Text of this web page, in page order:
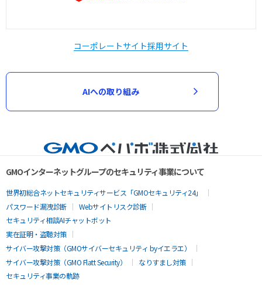
コーポレートサイト採用サイト
AIへの取り組み
GMOインターネットグループのセキュリティ事業について
世界初総合ネットセキュリティサービス「GMOセキュリティ24」
パスワード漏洩診断
Webサイトリスク診断
セキュリティ相談AIチャットボット
実在証明・盗聴対策
サイバー攻撃対策（GMOサイバーセキュリティ byイエラエ）
サイバー攻撃対策（GMO Flatt Security）
なりすまし対策
セキュリティ事業の軌跡